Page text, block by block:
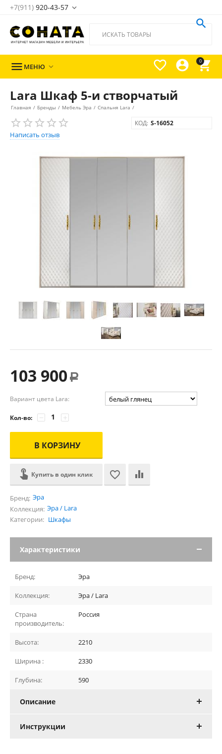
+7(911) 920-43-57 
0




 МЕНЮ 
Lara Шкаф 5-и створчатый
Главная / Бренды / Мебель Эра / Спальня Lara /
Написать отзыв
КОД: S-16052
103 900 Р
Вариант цвета Lara:
Кол-во: +
−
В КОРЗИНУ
Купить в один клик
Бренд: Эра
Коллекция: Эра / Lara
Категории: Шкафы
Характеристики
Бренд: Эра
Коллекция: Эра / Lara
Страна
производитель:
Россия
Высота: 2210
Ширина : 2330
Глубина: 590
Описание
Инструкции